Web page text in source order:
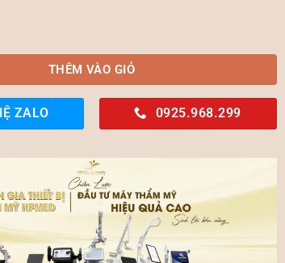
Kích Thích Mọc Tóc Bằng Laser SH650 Cao Cấp số lượng
THÊM VÀO GIỎ
ZALO 0925.968.299